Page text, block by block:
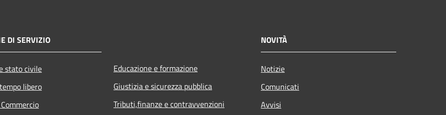
DI SERVIZIO
stato civile
libero
Educazione e formazione
Giustizia e sicurezza pubblica
Tributi,finanze e contravvenzioni
NOVITÀ
Notizie
Comunicati
Avvisi